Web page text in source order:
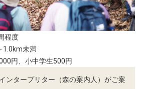
程度
1.0km未満
円、小中学生500円
ンタープリター（森の案内人）がご案